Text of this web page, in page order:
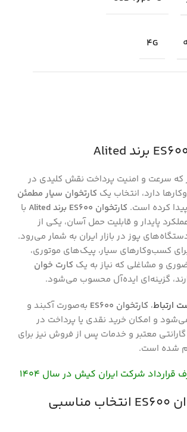
که سرعت و امنیت پرداخت نقش کلیدی در
دارد، انتخاب یک کارتخوان سیار مطمئن
کرده است. کارتخوان ES600 برند Alited
با
پایدار و قابلیت حمل آسان، یکی از
پوز در بازار ایران به شمار می‌رود.
کسب‌وکارهای سیار، پیک‌های موتوری،
و مشاغلی که نیاز به یک کارت خوان
گزینه‌ای ایده‌آل محسوب می‌شود.
ارتباط، کارتخوان ES600
به‌صورت آکبند و
و امکان خرید نقدی یا پرداخت در
معتبر و خدمات پس از فروش نیز برای
شده است.
شرکت ایران کیش در سال 1404
چرا کارتخوان ES600 انتخاب مناسبی
4G